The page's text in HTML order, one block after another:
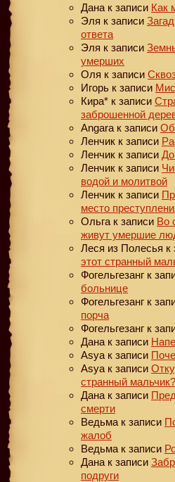
Дана к записи Как
Эля к записи
ответа
Эля к записи
умерших
Оля к записи
Игорь к записи
Кира* к записи
заброшенной
Angara к записи
Ленчик к записи
Ленчик к записи
Ленчик к записи
водой и молитвой
Ленчик к записи
место
Ольга к записи Во
живут умершие
Леся из Полесья к
этот странный
Фогельгезанг к
больнице
Фогельгезанг к
порча
Фогельгезанг к
Дана к записи
Asya к записи
Asya к записи
странный мальчик?
Дана к записи
смерти
Ведьма к записи
жалоб
Ведьма к записи
Дана к записи
подруги